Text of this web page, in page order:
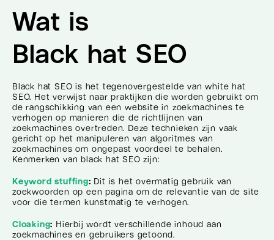
Wat is
Black hat SEO
Black hat SEO is het tegenovergestelde van white hat
SEO. Het verwijst naar praktijken die worden gebruikt om
de rangschikking van een website in zoekmachines te
verhogen op manieren die de richtlijnen van
zoekmachines overtreden. Deze technieken zijn vaak
gericht op het manipuleren van algoritmes van
zoekmachines om ongepast voordeel te behalen.
Kenmerken van black hat SEO zijn:
Keyword stuffing: Dit is het overmatig gebruik van
zoekwoorden op een pagina om de relevantie van de site
voor die termen kunstmatig te verhogen.
Cloaking: Hierbij wordt verschillende inhoud aan
zoekmachines en gebruikers getoond.